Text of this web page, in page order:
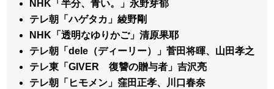
NHK「半分、青い。」永野芽郁
テレ朝「ハゲタカ」綾野剛
NHK「透明なゆりかご」清原果耶
テレ朝「dele（ディーリー）」菅田将暉、山田孝之
テレ東「GIVER 復讐の贈与者」吉沢亮
テレ朝「ヒモメン」窪田正孝、川口春奈